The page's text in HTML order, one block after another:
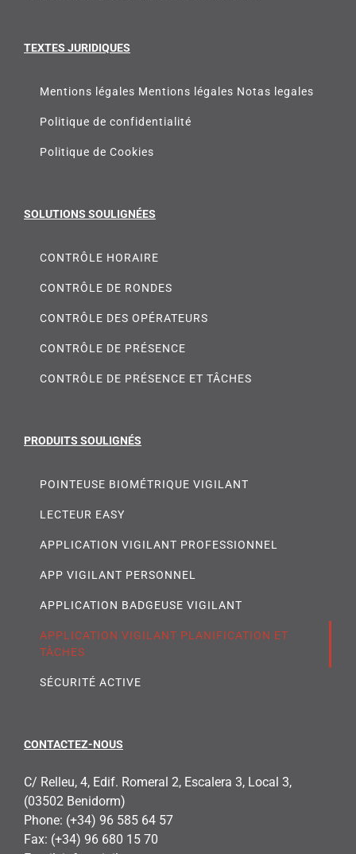
TEXTES JURIDIQUES
Mentions légales Mentions légales Notas legales
Politique de confidentialité
Politique de Cookies
SOLUTIONS SOULIGNÉES
CONTRÔLE HORAIRE
CONTRÔLE DE RONDES
CONTRÔLE DES OPÉRATEURS
CONTRÔLE DE PRÉSENCE
CONTRÔLE DE PRÉSENCE ET TÂCHES
PRODUITS SOULIGNÉS
POINTEUSE BIOMÉTRIQUE VIGILANT
LECTEUR EASY
APPLICATION VIGILANT PROFESSIONNEL
APP VIGILANT PERSONNEL
APPLICATION BADGEUSE VIGILANT
APPLICATION VIGILANT PLANIFICATION ET
TÂCHES
SÉCURITÉ ACTIVE
CONTACTEZ-NOUS
C/ Relleu, 4, Edif. Romeral 2, Escalera 3, Local 3,
(03502 Benidorm)
Phone: (+34) 96 585 64 57
Fax: (+34) 96 680 15 70